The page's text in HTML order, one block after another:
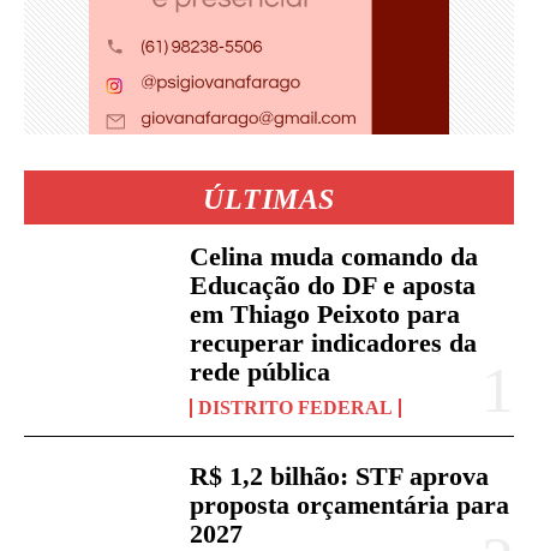
ÚLTIMAS
Celina muda comando da
Educação do DF e aposta
em Thiago Peixoto para
recuperar indicadores da
rede pública
DISTRITO FEDERAL
R$ 1,2 bilhão: STF aprova
proposta orçamentária para
2027